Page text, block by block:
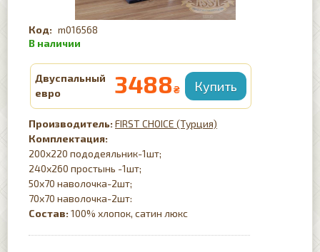
m016568
Двуспальный
евро
3488₴
FIRST CHOICE (Турция)
Комплектация:
200х220 пододеяльник-1шт;
240х260 простынь -1шт;
50х70 наволочка-2шт;
70х70 наволочка-2шт:
Состав: 100% хлопок, сатин люкс